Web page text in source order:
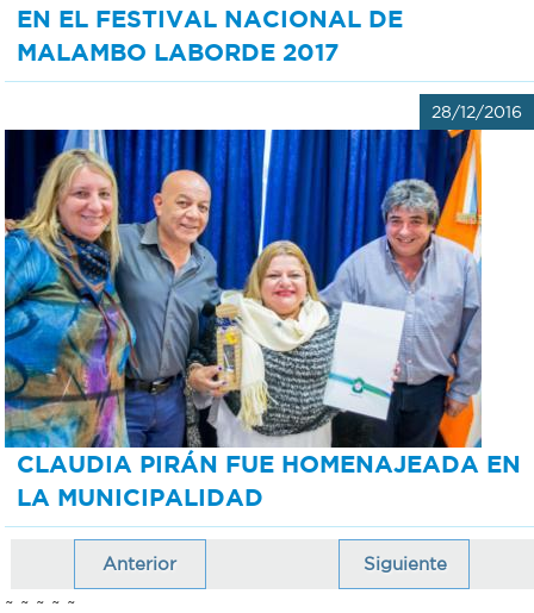
EN EL FESTIVAL NACIONAL DE
MALAMBO LABORDE 2017
28/12/2016
CLAUDIA PIRÁN FUE HOMENAJEADA EN
LA MUNICIPALIDAD
Anterior Siguiente
~ ~ ~ ~ ~